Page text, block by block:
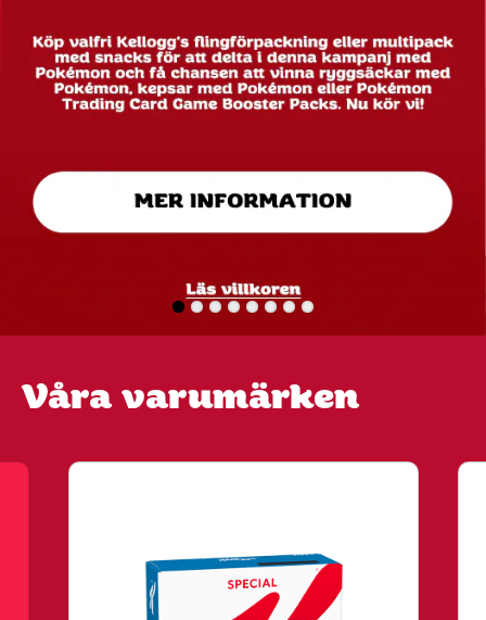
Våra varumärken